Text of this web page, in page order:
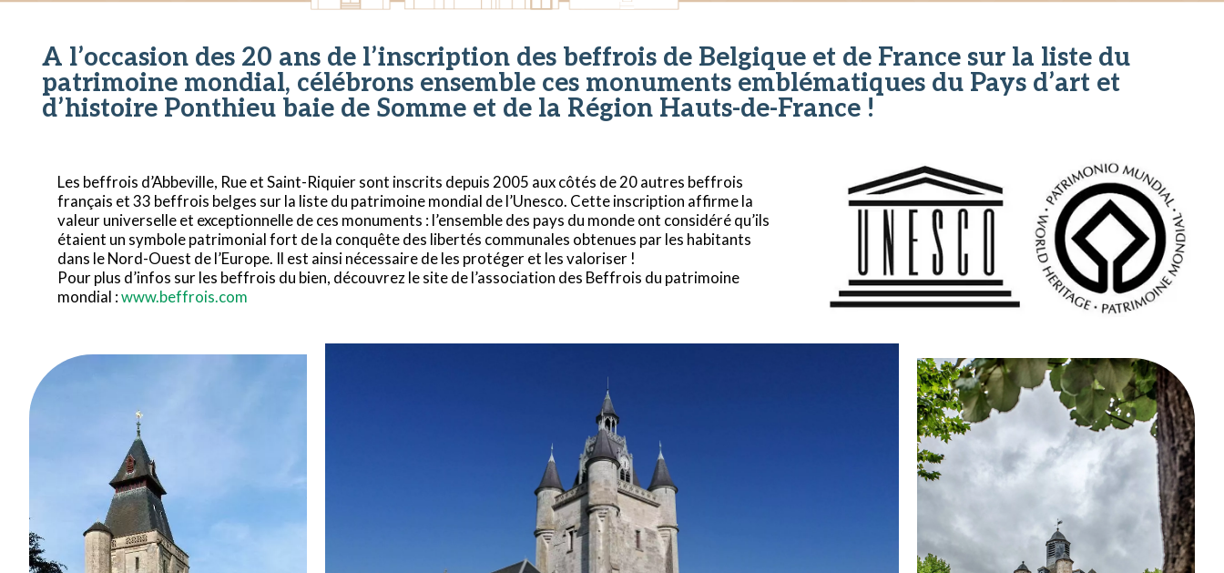
A l’occasion des 20 ans de l’inscription des beffrois de Belgique et de France sur la liste du
patrimoine mondial, célébrons ensemble ces monuments emblématiques du Pays d’art et
d’histoire Ponthieu baie de Somme et de la Région Hauts-de-France !
Les beffrois d’Abbeville, Rue et Saint-Riquier sont inscrits depuis 2005 aux côtés de 20 autres beffrois
français et 33 beffrois belges sur la liste du patrimoine mondial de l’Unesco. Cette inscription affirme la
valeur universelle et exceptionnelle de ces monuments : l’ensemble des pays du monde ont considéré qu’ils
étaient un symbole patrimonial fort de la conquête des libertés communales obtenues par les habitants
dans le Nord-Ouest de l’Europe. Il est ainsi nécessaire de les protéger et les valoriser !
Pour plus d’infos sur les beffrois du bien, découvrez le site de l’association des Beffrois du patrimoine
mondial :www.beffrois.com